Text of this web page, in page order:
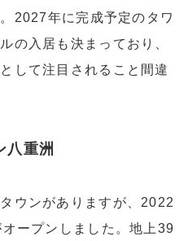
2027年に完成予定のタワ
の入居も決まっており、
して注目されること間違
八重洲
ウンがありますが、2022
ープンしました。地上39